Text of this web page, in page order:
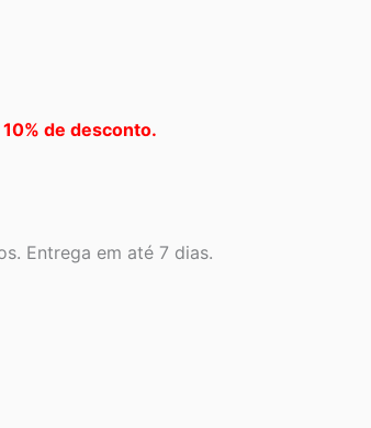
de desconto.
Entrega em até 7 dias.